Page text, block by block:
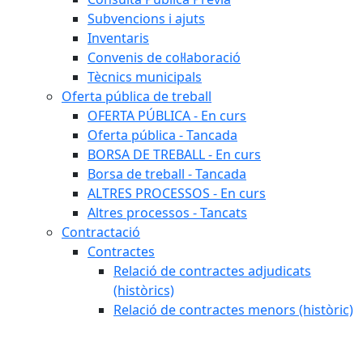
Subvencions i ajuts
Inventaris
Convenis de col·laboració
Tècnics municipals
Oferta pública de treball
OFERTA PÚBLICA - En curs
Oferta pública - Tancada
BORSA DE TREBALL - En curs
Borsa de treball - Tancada
ALTRES PROCESSOS - En curs
Altres processos - Tancats
Contractació
Contractes
Relació de contractes adjudicats
(històrics)
Relació de contractes menors (històric)